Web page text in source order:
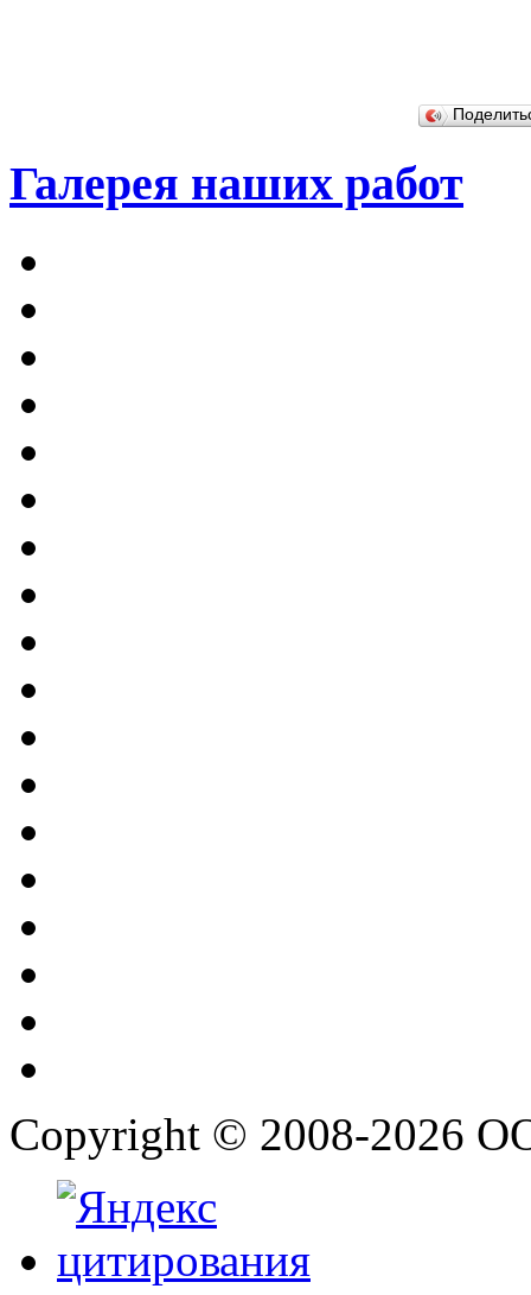
Галерея наших работ
Copyright © 2008-2026